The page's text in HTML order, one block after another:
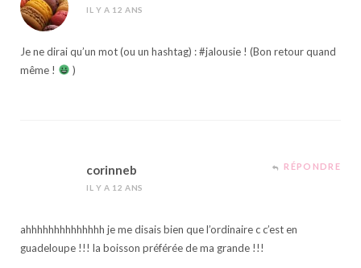
IL Y A 12 ANS
Je ne dirai qu’un mot (ou un hashtag) : #jalousie ! (Bon retour quand
même !
)
corinneb
IL Y A 12 ANS
RÉPONDRE
ahhhhhhhhhhhhhh je me disais bien que l’ordinaire c c’est en
guadeloupe !!! la boisson préférée de ma grande !!!